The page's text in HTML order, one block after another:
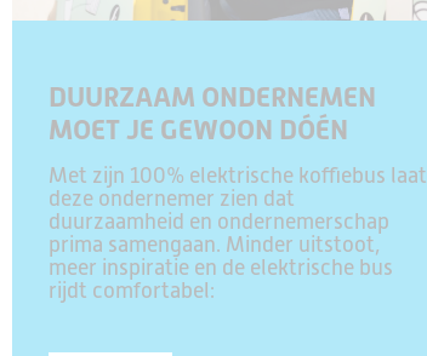
DUURZAAM ONDERNEMEN
MOET JE GEWOON DÓÉN
Met zijn 100% elektrische koffiebus laat
deze ondernemer zien dat
duurzaamheid en ondernemerschap
prima samengaan. Minder uitstoot,
meer inspiratie en de elektrische bus
rijdt comfortabel: